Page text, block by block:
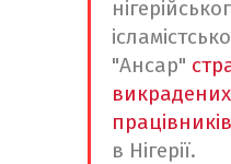
"Ансар"
працівників
в Нігерії.